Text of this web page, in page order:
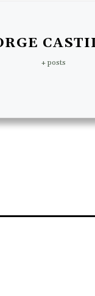
+ posts